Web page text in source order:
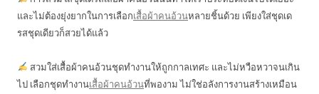
และไม่ต้องยุ่งยากในการเลือกเสื้อผ้าคนอ้วนหลายชิ้นด้วย เพียงใส่ชุดเด
รสชุดเดียวก็สวยได้แล้ว
สวมใส่เสื้อผ้าคนอ้วนชุดทำงานให้ถูกกาลเทศะ และไม่หวือหวาจนเกิน
ไป เลือกชุดทำงานเสื้อผ้าคนอ้วนที่พองาม ไม่ใช่อลังการงานสร้างเหมือน